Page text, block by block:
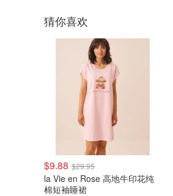
猜你喜欢
$9.88 $29.95
la Vie en Rose 高地牛印花纯
棉短袖睡裙